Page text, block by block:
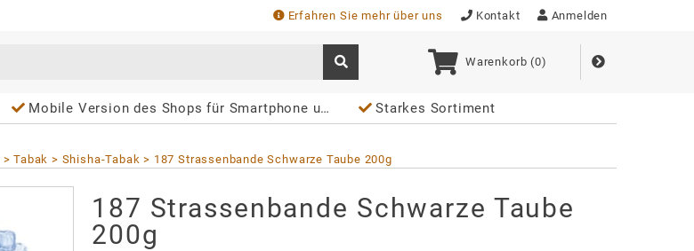
Erfahren Sie mehr über uns Kontakt Anmelden
Warenkorb (0)
Mobile Version des Shops für Smartphone und Tablet Starkes Sortiment
Tabak Shisha-Tabak 187 Strassenbande Schwarze Taube 200g
187 Strassenbande Schwarze Taube
200g